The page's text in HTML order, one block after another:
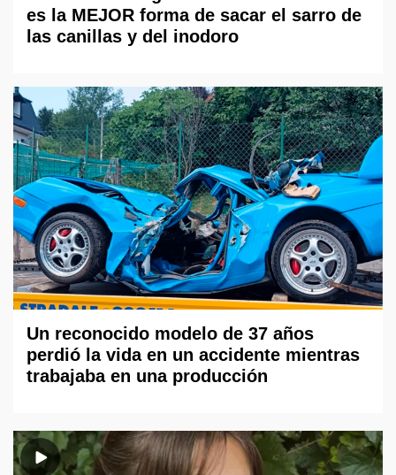
es la MEJOR forma de sacar el sarro de
las canillas y del inodoro
Un reconocido modelo de 37 años
perdió la vida en un accidente mientras
trabajaba en una producción